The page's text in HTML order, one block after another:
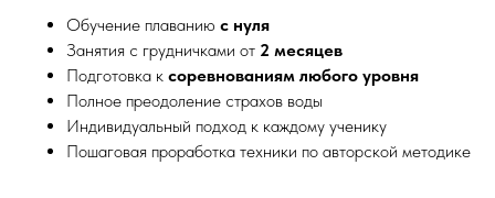
Обучение плаванию с нуля
Занятия с грудничками от 2 месяцев
Подготовка к соревнованиям любого уровня
Полное преодоление страхов воды
Индивидуальный подход к каждому ученику
Пошаговая проработка техники по авторской методике